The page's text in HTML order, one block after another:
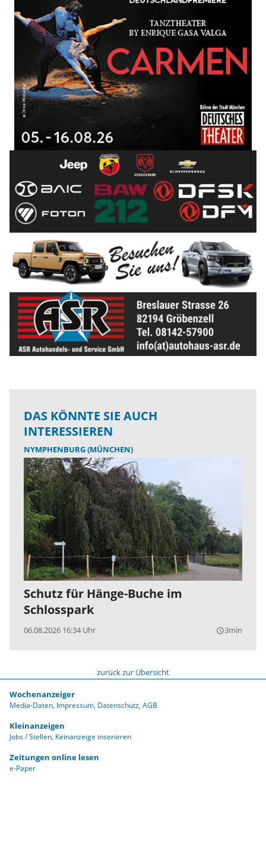
DAS KÖNNTE SIE AUCH
INTERESSIEREN
NYMPHENBURG (MÜNCHEN)
Schutz für Hänge-Buche im
Schlosspark
06.08.2026 16:34 Uhr query_builder3min
zurück zur Übersicht
Wochenanzeiger
Media-Daten Impressum Datenschutz AGB
Kleinanzeigen
Jobs / Stellen Keinanzeige inserieren
Zeitungen online lesen
e-Paper